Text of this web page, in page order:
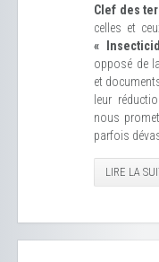
Clef des
celles et
«
opposé de
et
leur
nous
parfois
LIRE LA